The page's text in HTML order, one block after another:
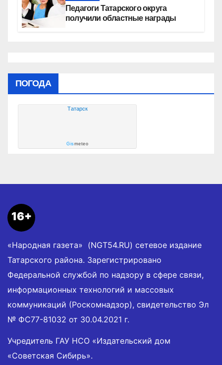
Педагоги Татарского округа
получили областные награды
ПОГОДА
Татарск
Gismeteo
16+
«Народная газета» (NGT54.RU) сетевое издание
Татарского района. Зарегистрировано
Федеральной службой по надзору в сфере связи,
информационных технологий и массовых
коммуникаций (Роскомнадзор), свидетельство Эл
№ ФС77-81032 от 30.04.2021 г.
Учредитель ГАУ НСО «Издательский дом
«Советская Сибирь».